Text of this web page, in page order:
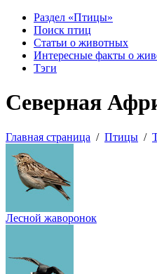
Раздел «Птицы»
Поиск птиц
Статьи о животных
Интересные факты о
Тэги
Северная
Главная страница / Птицы /
Лесной жаворонок